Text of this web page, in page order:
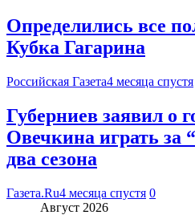
Определились все
Кубка Гагарина
Российская Газета4 месяца спустя
Губерниев заявил о
Овечкина играть за
два сезона
Газета.Ru4 месяца спустя 0
Август 2026